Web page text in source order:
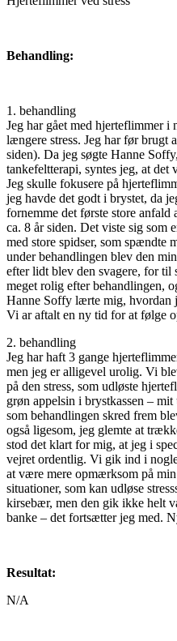
Behandling:
1. behandling
Jeg har gået med hjerteflimmer i
længere stress. Jeg har før brugt
siden). Da jeg søgte Hanne
tankefeltterapi, syntes jeg, at det
Jeg skulle fokusere på
jeg havde det godt i brystet, da
fornemme det første store
ca. 8 år siden. Det viste sig som
med store spidser, som spændte
under behandlingen blev den
efter lidt blev den svagere, for til
meget rolig efter behandlingen,
Hanne Soffy lærte mig, hvordan
Vi ar aftalt en ny tid for at følge
2. behandling
Jeg har haft 3 gange
men jeg er alligevel urolig. Vi
på den stress, som udløste
grøn appelsin i brystkassen –
som behandlingen skred frem
også ligesom, jeg glemte at
stod det klart for mig, at jeg i
vejret ordentlig. Vi gik ind i
at være mere opmærksom på
situationer, som kan udløse
kirsebær, men den gik ikke helt
banke – det fortsætter jeg med.
Resultat:
N/A